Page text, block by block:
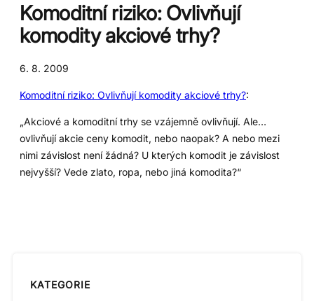
Komoditní riziko: Ovlivňují
komodity akciové trhy?
6. 8. 2009
Komoditní riziko: Ovlivňují komodity akciové trhy?:
„Akciové a komoditní trhy se vzájemně ovlivňují. Ale…
ovlivňují akcie ceny komodit, nebo naopak? A nebo mezi
nimi závislost není žádná? U kterých komodit je závislost
nejvyšší? Vede zlato, ropa, nebo jiná komodita?“
KATEGORIE